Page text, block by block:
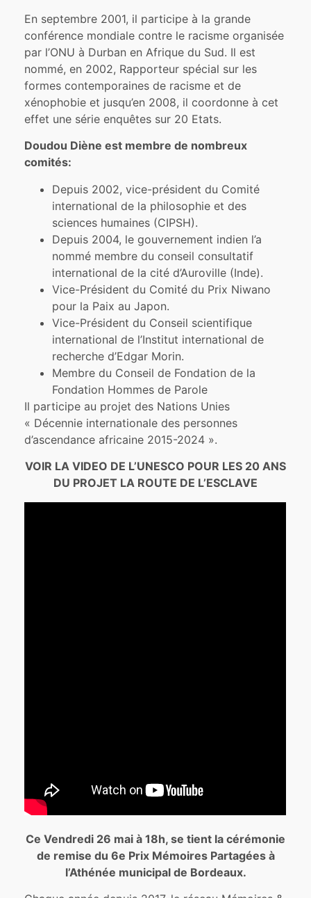
En septembre 2001, il participe à la grande
conférence mondiale contre le racisme organisée
par l’ONU à Durban en Afrique du Sud. Il est
nommé, en 2002, Rapporteur spécial sur les
formes contemporaines de racisme et de
xénophobie et jusqu’en 2008, il coordonne à cet
effet une série enquêtes sur 20 Etats.
Doudou Diène est membre de nombreux
comités:
Depuis 2002, vice-président du Comité
international de la philosophie et des
sciences humaines (CIPSH).
Depuis 2004, le gouvernement indien l’a
nommé membre du conseil consultatif
international de la cité d’Auroville (Inde).
Vice-Président du Comité du Prix Niwano
pour la Paix au Japon.
Vice-Président du Conseil scientifique
international de l’Institut international de
recherche d’Edgar Morin.
Membre du Conseil de Fondation de la
Fondation Hommes de Parole
Il participe au projet des Nations Unies
« Décennie internationale des personnes
d’ascendance africaine 2015-2024 ».
VOIR LA VIDEO DE L’UNESCO POUR LES 20 ANS
DU PROJET LA ROUTE DE L’ESCLAVE
Ce Vendredi 26 mai à 18h, se tient la cérémonie
de remise du 6e Prix Mémoires Partagées à
l’Athénée municipal de Bordeaux.